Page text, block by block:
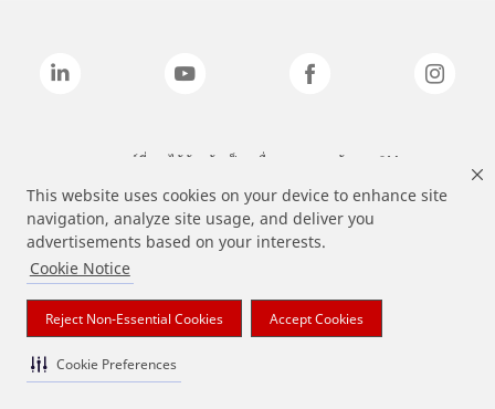
This website uses cookies on your device to enhance site
navigation, analyze site usage, and deliver you
advertisements based on your interests.
Cookie Notice
Reject Non-Essential Cookies Accept Cookies
Cookie Preferences
แบรนด์ที่ระบุไว้ข้างต้นเป็นเครื่องหมายการค้าของ 3M